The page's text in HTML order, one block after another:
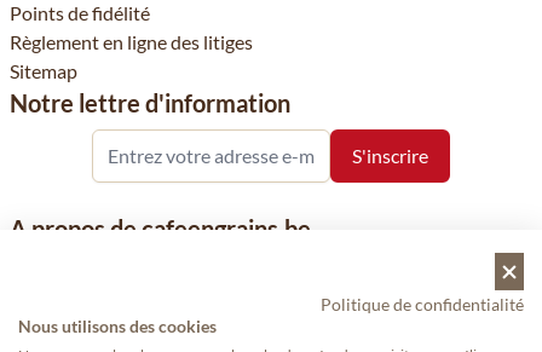
Points de fidélité
Règlement en ligne des litiges
Sitemap
Notre lettre d'information
A propos de cafeengrains.be
concentre sur la vente de produits à base de café, de renommée
nationale et internationale, tels que le café, les grains de café, le
Politique de confidentialité
Nous utilisons des cookies